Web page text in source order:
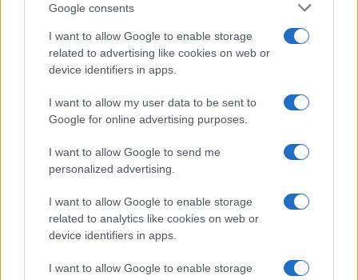
Google consents
I want to allow Google to enable storage
related to advertising like cookies on web or
device identifiers in apps.
I want to allow my user data to be sent to
Google for online advertising purposes.
I want to allow Google to send me
personalized advertising.
I want to allow Google to enable storage
related to analytics like cookies on web or
device identifiers in apps.
I want to allow Google to enable storage
Continua a leggere